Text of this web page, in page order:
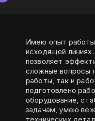
Имею опыт
исходящей
позволяет
сложные вопросы пользователей.
работы, так и
подготовлено
оборудование,
задачам, умею